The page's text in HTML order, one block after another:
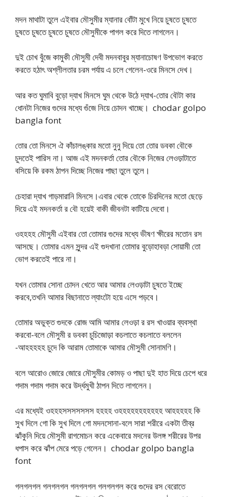
মদন মাথাটা তুলে এইবার মৌসুমীর ম্যানার বোঁটা মুখে নিয়ে চুষতে চুষতে
চুষতে চুষতে চুষতে চুষতে মৌসুমীকে পাগল করে দিতে লাগলেন।
দুই চোখ বুঁজে কামুকী মৌসুমী দেবী মদনবাবুর ম্যানাচোষণ উপভোগ করতে
করতে হঠাৎ অশ্লীলতার চরম পর্যায় এ চলে গেলেন-ওরে মিনসে দেখ।
আর কত ঘুমাবি বুড়ো দ্যাখ মিনসে ঘুম থেকে উঠে দ্যাখ-তোর বৌটা কার
ধোনটা নিজের গুদের মধ্যে গুঁজে নিয়ে চোদন খাচ্ছে। chodar golpo
bangla font
তোর তো মিনসে ঐ কাঁচালঙ্কার মতো নুনু দিয়ে তো তোর ডবকা বৌকে
চুদতেই পারিস না। আজ এই মদনকর্তা তোর বৌকে নিজের লেওড়াটাতে
বসিয়ে কি রকম ঠাপন দিচ্ছে নিজের পাছা তুলে তুলে।
চেহারা দ্যাখ গাড়মারানি মিনসে।এবার থেকে তোকে চিরদিনের মতো ছেড়ে
দিয়ে এই মদনকর্তা র বৌ হয়েই বাকী জীবনটা কাটিয়ে দেবো।
ওহহহহ মৌসুমী এইবার তো তোমার গুদের মধ্যে ভীষণ ক্ষীরের মতোন রস
আসছে। তোমার এমন সুন্দর এই গুদখানা তোমার বুড়োহাবড়া সোয়ামী তো
ভোগ করতেই পারে না।
যখন তোমার সোনা চোদন খেতে আর আমার লেওড়াটা চুষতে ইচ্ছে
করবে,তখনি আমার বিছানাতে ল্যাংটো হয়ে এসে পড়বে।
তোমার অভুক্ত গুদকে রোজ আমি আমার লেওড়া র রস খাওয়ার ব্যবস্থা
করবো-বলে মৌসুমী র ডবকা চুচিজোড়া কচলাতে কচলাতে বললেন
-আহহহহহ চুদে কি আরাম তোমাকে আমার মৌসুমী সোনামণি।
বলে আরোও জোরে জোরে মৌসুমীর কোমড় ও পাছা দুই হাত দিয়ে চেপে ধরে
গদাম গদাম গদাম করে উর্দ্ধমুখী ঠাপন দিতে লাগলেন।
এর মধ্যেই ওহহহসসসসসসস হহহহ ওহহহহহহহহহহহ আহহহহহ কি
সুখ দিলে গো কি সুখ দিলে গো মদনসোনা-বলে সারা শরীরে একটা তীব্র
ঝাঁকুনি দিয়ে মৌসুমী রাগমোচন করে একেবারে মদনের উলঙ্গ শরীরের উপর
ধপাস করে ঝাঁপ মেরে পড়ে গেলেন। chodar golpo bangla
font
গলগলগল গলগলগল গলগলগল গলগলগল করে গুদের রস বেরোতে